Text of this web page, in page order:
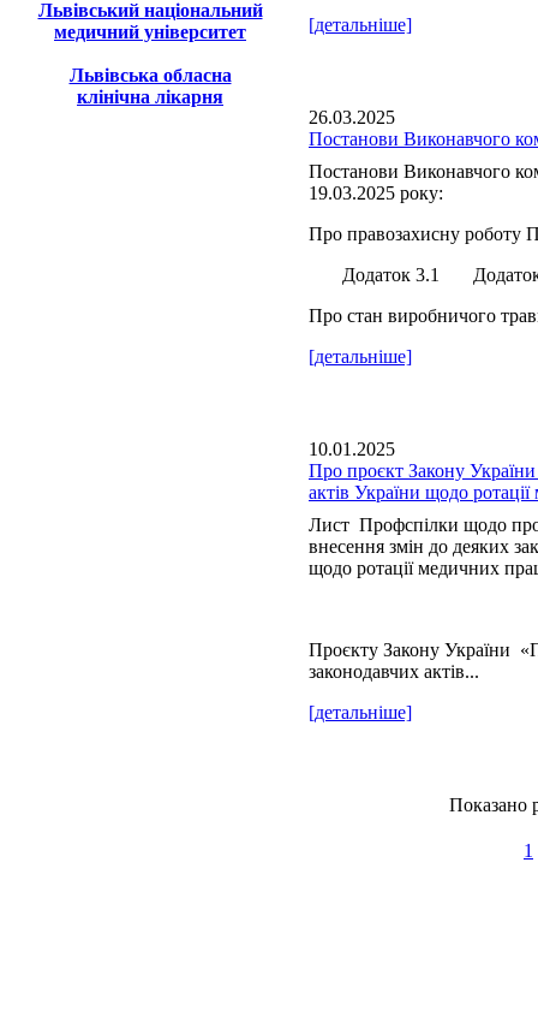
Львівський національний
медичний університет
Львівська обласна
клінічна лікарня
[детальніше]
26.03.2025
Постанови Виконавчого
Постанови Виконавчого
19.03.2025 року:
Про правозахисну роботу
Додаток 3.1 Додаток
Про стан виробничого
[детальніше]
10.01.2025
Про проєкт Закону
актів України щодо
Лист Профспілки щодо
внесення змін до деяких
щодо ротації медичних
Проєкту Закону України
законодавчих актів...
[детальніше]
Показано
1